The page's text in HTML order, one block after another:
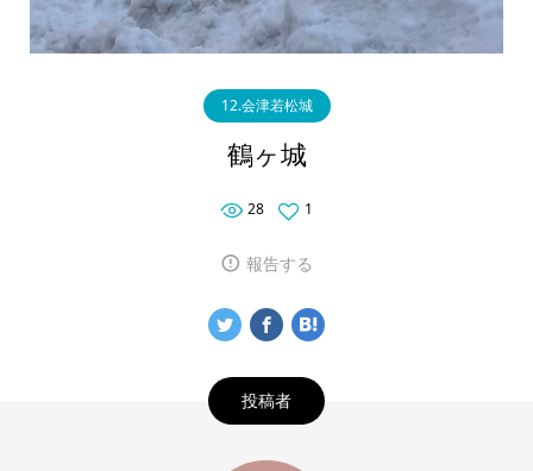
12.会津若松城
鶴ヶ城
28 1
報告する
投稿者